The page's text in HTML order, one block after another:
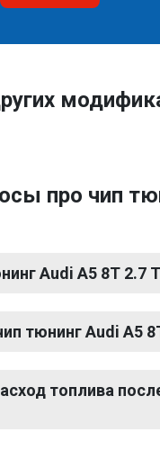
про чип
Audi A5 8T 2.7
тюнинг Audi A5
топлива